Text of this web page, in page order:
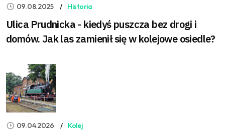
09.08.2025 Historia
Ulica Prudnicka - kiedyś puszcza bez drogi i
domów. Jak las zamienił się w kolejowe osiedle?
09.04.2026 Kolej